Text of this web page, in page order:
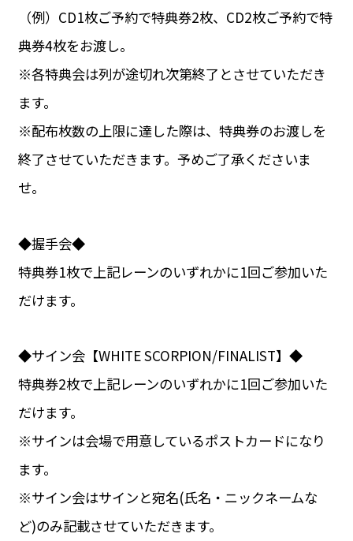
（例）CD1枚ご予約で特典券2枚、CD2枚ご予約で特
典券4枚をお渡し。
※各特典会は列が途切れ次第終了とさせていただき
ます。
※配布枚数の上限に達した際は、特典券のお渡しを
終了させていただきます。予めご了承くださいま
せ。
◆握手会◆
特典券1枚で上記レーンのいずれかに1回ご参加いた
だけます。
◆サイン会【WHITE SCORPION/FINALIST】◆
特典券2枚で上記レーンのいずれかに1回ご参加いた
だけます。
※サインは会場で用意しているポストカードになり
ます。
※サイン会はサインと宛名(氏名・ニックネームな
ど)のみ記載させていただきます。